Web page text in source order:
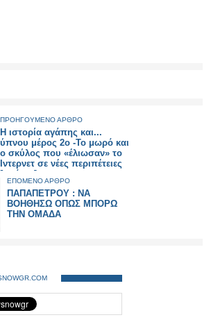
ΠΡΟΗΓΟΥΜΕΝΟ ΑΡΘΡΟ
Η ιστορία αγάπης και...
ύπνου μέρος 2ο -Το μωρό και
ο σκύλος που «έλιωσαν» το
Ιντερνετ σε νέες περιπέτειες
[εικόνες]
ΕΠΟΜΕΝΟ ΑΡΘΡΟ
ΠΑΠΑΠΕΤΡΟΥ : ΝΑ
ΒΟΗΘΗΣΩ ΟΠΩΣ ΜΠΟΡΩ
ΤΗΝ ΟΜΑΔΑ